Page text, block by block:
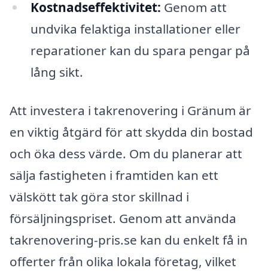
Kostnadseffektivitet: Genom att
undvika felaktiga installationer eller
reparationer kan du spara pengar på
lång sikt.
Att investera i takrenovering i Gränum är
en viktig åtgärd för att skydda din bostad
och öka dess värde. Om du planerar att
sälja fastigheten i framtiden kan ett
välskött tak göra stor skillnad i
försäljningspriset. Genom att använda
takrenovering-pris.se kan du enkelt få in
offerter från olika lokala företag, vilket